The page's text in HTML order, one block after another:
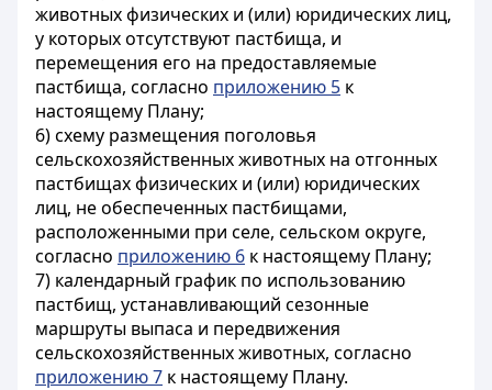
животных физических и (или) юридических лиц,
у которых отсутствуют пастбища, и
перемещения его на предоставляемые
пастбища, согласно приложению 5 к
настоящему Плану;
6) схему размещения поголовья
сельскохозяйственных животных на отгонных
пастбищах физических и (или) юридических
лиц, не обеспеченных пастбищами,
расположенными при селе, сельском округе,
согласно приложению 6 к настоящему Плану;
7) календарный график по использованию
пастбищ, устанавливающий сезонные
маршруты выпаса и передвижения
сельскохозяйственных животных, согласно
приложению 7 к настоящему Плану.